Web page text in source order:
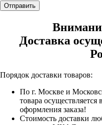
Отправить
Доставка
Порядок доставки товаров:
По г. Москве и
товара осуществляется
оформления заказа!
Стоимость доставки